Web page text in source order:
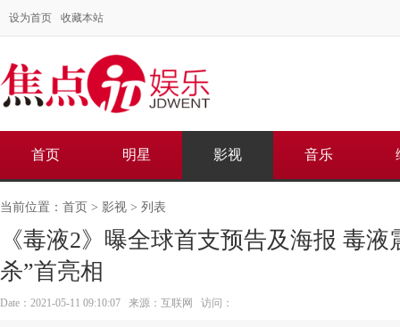
设为首页 收藏本站
首页 明星 影视 音乐
当前位置： 首页 > 影视 > 列表
《毒液2》曝全球首支预告及海报 毒液
杀”首亮相
Date：2021-05-11 09:10:07 来源：互联网 访问：